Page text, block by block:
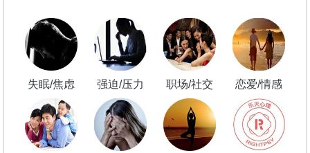
失眠/焦虑 强迫/压力 职场/社交 恋爱/情感